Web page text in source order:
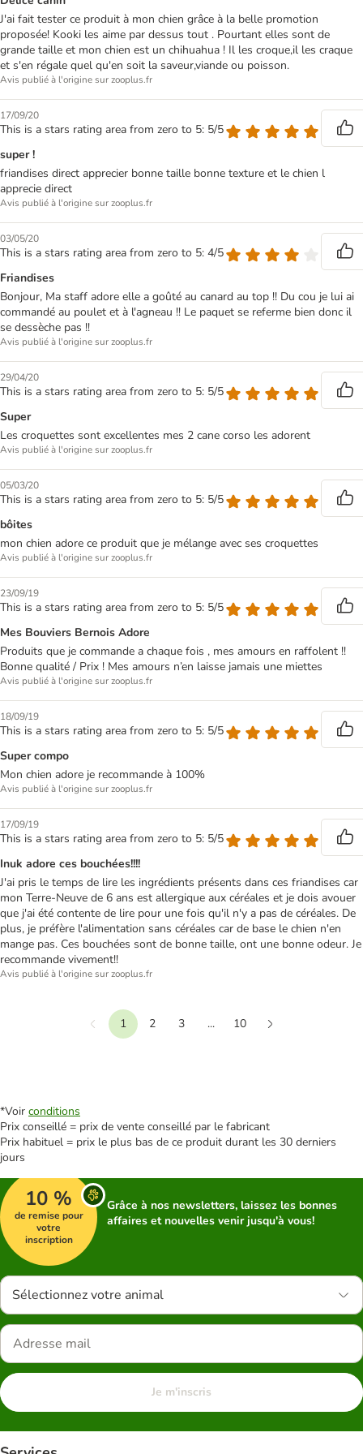
J'ai fait tester ce produit à mon chien grâce à la belle promotion
proposée! Kooki les aime par dessus tout . Pourtant elles sont de
grande taille et mon chien est un chihuahua ! Il les croque,il les craque
et s'en régale quel qu'en soit la saveur,viande ou poisson.
Avis publié à l'origine sur zooplus.fr
17/09/20
This is a stars rating area from zero to 5: 5/5
super !
friandises direct apprecier bonne taille bonne texture et le chien l
apprecie direct
Avis publié à l'origine sur zooplus.fr
03/05/20
This is a stars rating area from zero to 5: 4/5
Friandises
Bonjour, Ma staff adore elle a goûté au canard au top !! Du cou je lui ai
commandé au poulet et à l'agneau !! Le paquet se referme bien donc il
se dessèche pas !!
Avis publié à l'origine sur zooplus.fr
29/04/20
This is a stars rating area from zero to 5: 5/5
Super
Les croquettes sont excellentes mes 2 cane corso les adorent
Avis publié à l'origine sur zooplus.fr
05/03/20
This is a stars rating area from zero to 5: 5/5
bôites
mon chien adore ce produit que je mélange avec ses croquettes
Avis publié à l'origine sur zooplus.fr
23/09/19
This is a stars rating area from zero to 5: 5/5
Mes Bouviers Bernois Adore
Produits que je commande a chaque fois , mes amours en raffolent !!
Bonne qualité / Prix ! Mes amours n’en laisse jamais une miettes
Avis publié à l'origine sur zooplus.fr
18/09/19
This is a stars rating area from zero to 5: 5/5
Super compo
Mon chien adore je recommande à 100%
Avis publié à l'origine sur zooplus.fr
17/09/19
This is a stars rating area from zero to 5: 5/5
Inuk adore ces bouchées!!!!
J'ai pris le temps de lire les ingrédients présents dans ces friandises car
mon Terre-Neuve de 6 ans est allergique aux céréales et je dois avouer
que j'ai été contente de lire pour une fois qu'il n'y a pas de céréales. De
plus, je préfère l'alimentation sans céréales car de base le chien n'en
mange pas. Ces bouchées sont de bonne taille, ont une bonne odeur. Je
recommande vivement!!
Avis publié à l'origine sur zooplus.fr
Précédent
1 2 3 ...
10
*Voir conditions
Prix conseillé = prix de vente conseillé par le fabricant
Prix habituel = prix le plus bas de ce produit durant les 30 derniers
jours
10 %
de remise pour
votre
inscription
Grâce à nos newsletters, laissez les bonnes
affaires et nouvelles venir jusqu'à vous!
Sélectionnez votre animal
Je m'inscris